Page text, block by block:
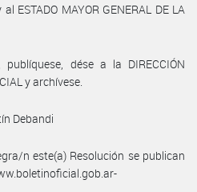
ESTADO MAYOR GENERAL DE LA
publíquese, dése a la DIRECCIÓN
y archívese.
Debandi
n este(a) Resolución se publican